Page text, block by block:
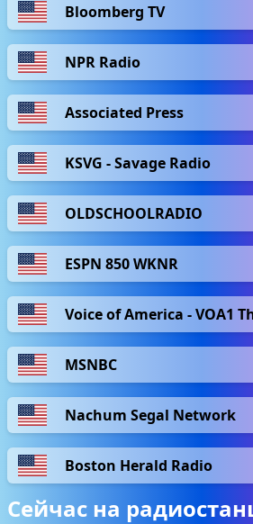
Bloomberg TV
NPR Radio
Associated Press
KSVG - Savage Radio
OLDSCHOOLRADIO
ESPN 850 WKNR
Voice of America - VOA1
MSNBC
Nachum Segal Network
Boston Herald Radio
Сейчас на